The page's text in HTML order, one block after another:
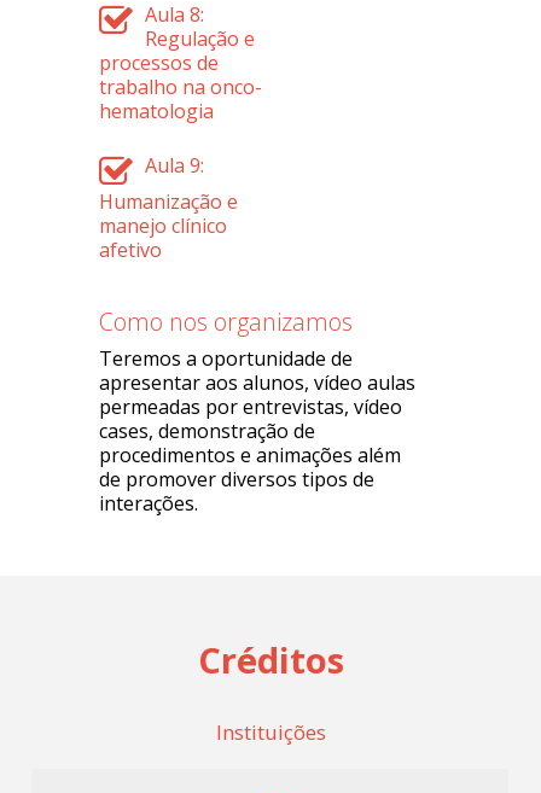
Aula 8:
Regulação e
processos de
trabalho na onco-
hematologia
Aula 9:
Humanização e
manejo clínico
afetivo
Como nos organizamos
Teremos a oportunidade de
apresentar aos alunos, vídeo aulas
permeadas por entrevistas, vídeo
cases, demonstração de
procedimentos e animações além
de promover diversos tipos de
interações.
Créditos
Instituições